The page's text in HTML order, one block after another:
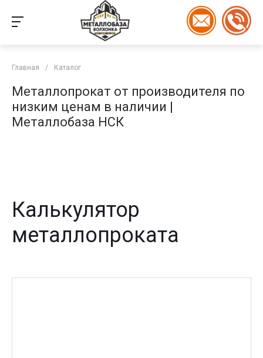
Главная / Каталог
Металлопрокат от производителя по
низким ценам в наличии |
Металлобаза НСК
Калькулятор
металлопроката